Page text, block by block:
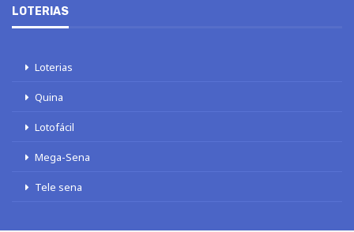
LOTERIAS
Loterias
Quina
Lotofácil
Mega-Sena
Tele sena